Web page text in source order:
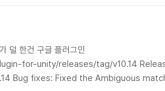
덜 한건 구글 플러그인
for-unity/releases/tag/v10.14
Bug fixes: Fixed the Ambiguous